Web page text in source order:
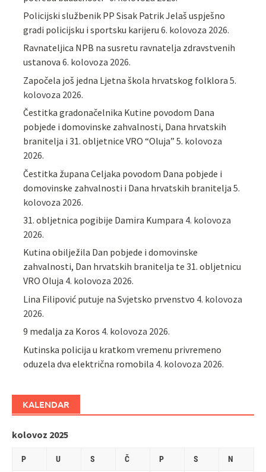
Policijski službenik PP Sisak Patrik Jelaš uspješno
gradi policijsku i sportsku karijeru 6. kolovoza 2026.
Ravnateljica NPB na susretu ravnatelja zdravstvenih
ustanova 6. kolovoza 2026.
Započela još jedna Ljetna škola hrvatskog folklora 5.
kolovoza 2026.
Čestitka gradonačelnika Kutine povodom Dana
pobjede i domovinske zahvalnosti, Dana hrvatskih
branitelja i 31. obljetnice VRO “Oluja” 5. kolovoza
2026.
Čestitka župana Celjaka povodom Dana pobjede i
domovinske zahvalnosti i Dana hrvatskih branitelja 5.
kolovoza 2026.
31. obljetnica pogibije Damira Kumpara 4. kolovoza
2026.
Kutina obilježila Dan pobjede i domovinske
zahvalnosti, Dan hrvatskih branitelja te 31. obljetnicu
VRO Oluja 4. kolovoza 2026.
Lina Filipović putuje na Svjetsko prvenstvo 4. kolovoza
2026.
9 medalja za Koros 4. kolovoza 2026.
Kutinska policija u kratkom vremenu privremeno
oduzela dva električna romobila 4. kolovoza 2026.
KALENDAR
kolovoz 2025
P U S Č P S N